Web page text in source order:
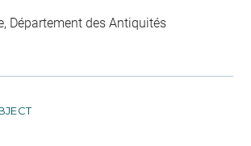
Département des Antiquités